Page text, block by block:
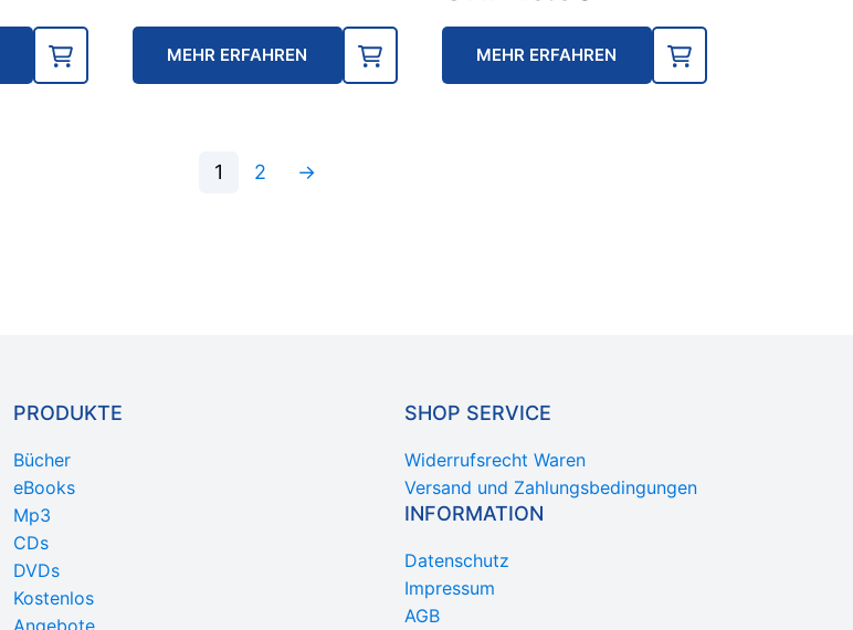
war:
CHF 39.60
ist:
CHF 33.00.
MEHR ERFAHREN MEHR ERFAHREN
1 2 →
PRODUKTE
Bücher
eBooks
Mp3
CDs
DVDs
Kostenlos
SHOP SERVICE
Widerrufsrecht Waren
Versand und Zahlungsbedingungen
INFORMATION
Datenschutz
Impressum
AGB